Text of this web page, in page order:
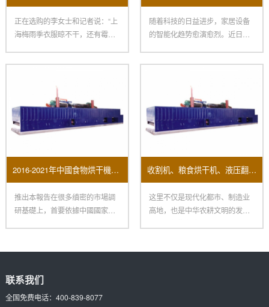
正在选购的李女士和记者说：“上
海梅雨季衣服晾不干，还有霉
随着科技的日益进步，家居设备
的智能化趋势愈演愈烈。近日，
2016-2021年中國食物烘干機市場远景及投資機會研讨報告
推出本報告在很多缜密的市場調
研基礎上，首要依據中國國家統
收割机、粮食烘干机、液压翻转犁、脱粒机……涵盖农事全环节 “郑州造”一键打包
这里不仅是现代化都市、制造业
高地，也是中华农耕文明的发祥
联系我们
全国免费电话： 400-839-8077